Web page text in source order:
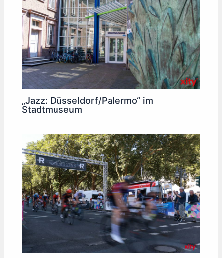
„Jazz: Düsseldorf/Palermo“ im
Stadtmuseum